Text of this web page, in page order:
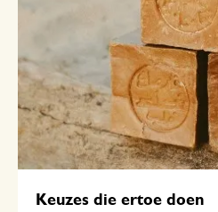
Keuzes die ertoe doen